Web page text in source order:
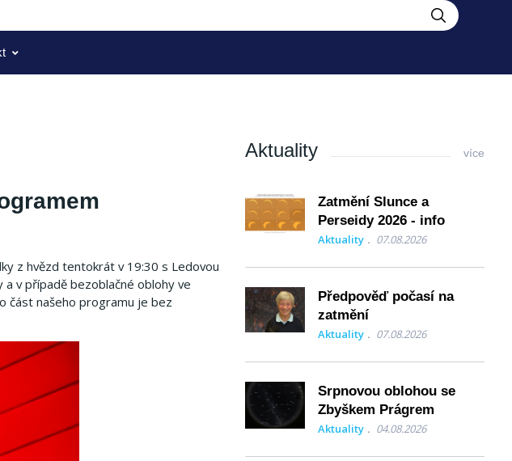
z hvězd tentokrát v 19:30 s Ledovou
v případě bezoblačné oblohy ve
část našeho programu je bez
Aktuality více
Zatmění Slunce a
Perseidy 2026 - info
Aktuality 07.08.2026
Předpověď počasí na
zatmění
Aktuality 07.08.2026
Srpnovou oblohou se
Zbyškem Prágrem
Aktuality 04.08.2026